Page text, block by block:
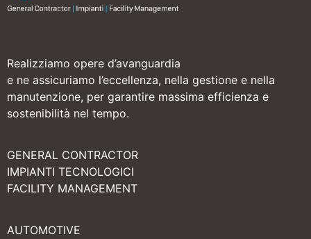
Realizziamo opere d’avanguardia
e ne assicuriamo l’eccellenza, nella gestione e nella
manutenzione, per garantire massima efficienza e
sostenibilità nel tempo.
GENERAL CONTRACTOR
IMPIANTI TECNOLOGICI
FACILITY MANAGEMENT
AUTOMOTIVE